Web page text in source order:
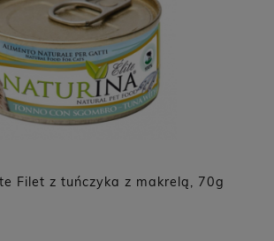
Filet z tuńczyka z makrelą, 70g